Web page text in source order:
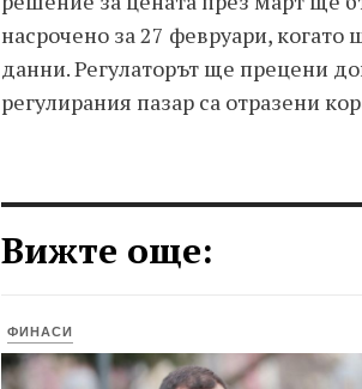
насрочено за 27 февруари,
данни. Регулаторът ще прецени
регулирания пазар са отразени
Вижте още:
ФИНАСИ